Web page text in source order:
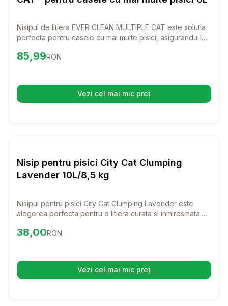
Nisipul de litiera EVER CLEAN MULTIPLE CAT este solutia
perfecta pentru casele cu mai multe pisici, asigurandu-le
neutralizare a mirosurilor, acest nisip transforma fiecare
Preț:85.99
85,99RON
Vezi cel mai mic preț(se deschide într-o filă nouă)
Nisip si Litiere
Nisip pentru pisici City Cat Clumping
Lavender 10L/8,5 kg
Nisipul pentru pisici City Cat Clumping Lavender este
alegerea perfecta pentru o litiera curata si inmiresmata.
de lavanda, acest nisip va face ca pisica ta sa se simta
Preț:38.00
38,00RON
Vezi cel mai mic preț(se deschide într-o filă nouă)